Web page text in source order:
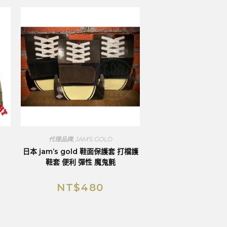
代理品牌, JAM’S GOLD
日本 jam’s gold 鞋面保護套 打檔護
鞋套 便利 彈性 魔鬼氈
NT$480